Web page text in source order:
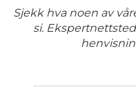
Sjekk hva noen av
si.